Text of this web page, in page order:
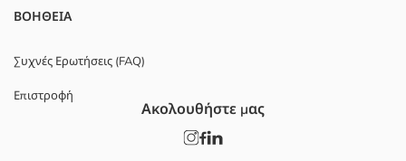
ΒΟΗΘΕΙΑ
Συχνές Ερωτήσεις (FAQ)
Επιστροφή
Ακολουθήστε μας